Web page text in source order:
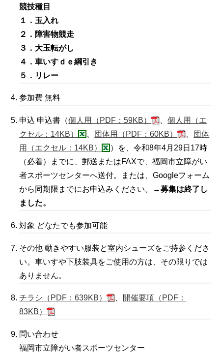
競技種目
１．玉入れ
２．障害物競走
３．大玉転がし
４．車いすｄｅ綱引き
５．リレー
参加費 無料
申込 申込書（個人用（PDF：59KB） 、個人用（エ
クセル：14KB）
団体用（PDF：60KB）
団体
用（エクセル：14KB）
）を、令和8年4月29日17時
（必着）までに、郵送またはFAXで、福岡市立障がい
者スポーツセンターへ送付。または、Googleフォーム
から同期限までにお申込みください。
→募集は終了し
ました。
対象 どなたでも参加可能
その他 動きやすい服装と室内シューズをご持参くださ
い。車いすや下肢装具をご使用の方は、その限りでは
ありません。
チラシ（PDF：639KB）
開催要項（PDF：
83KB）
問い合わせ
福岡市立障がい者スポーツセンター